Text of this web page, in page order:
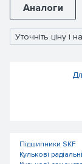
Аналоги
Уточніть ціну і
Підшипники SKF
Кулькові